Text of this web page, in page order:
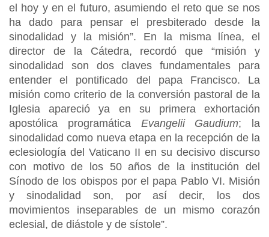
el hoy y en el futuro, asumiendo el reto que se nos
ha dado para pensar el presbiterado desde la
sinodalidad y la misión”. En la misma línea, el
director de la Cátedra, recordó que “misión y
sinodalidad son dos claves fundamentales para
entender el pontificado del papa Francisco. La
misión como criterio de la conversión pastoral de la
Iglesia apareció ya en su primera exhortación
apostólica programática Evangelii Gaudium; la
sinodalidad como nueva etapa en la recepción de la
eclesiología del Vaticano II en su decisivo discurso
con motivo de los 50 años de la institución del
Sínodo de los obispos por el papa Pablo VI. Misión
y sinodalidad son, por así decir, los dos
movimientos inseparables de un mismo corazón
eclesial, de diástole y de sístole”.